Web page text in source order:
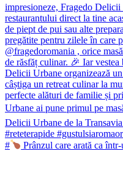
# Prânzul care arată ca